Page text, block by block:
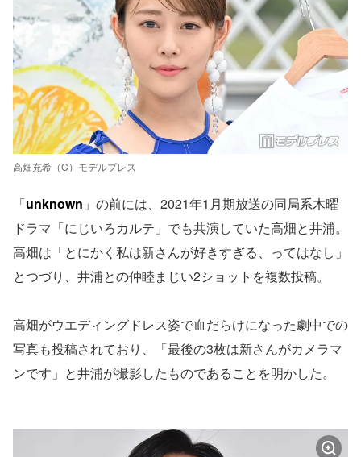
高畑充希（C）モデルプレス
「unknown 」の前には、2021年1月期放送の同局系木曜
ドラマ「にじいろカルテ」でも共演していた高畑と井浦。
高畑は「とにかく私は新さんが好きすぎる、ってはなし」
とつづり、井浦との仲睦まじい2ショットを複数投稿。
高畑がウエディングドレス姿で血だらけになった劇中での
写真も投稿されており、「最後の3枚は新さんがカメラマ
ンです」と井浦が撮影したものであることを明かした。